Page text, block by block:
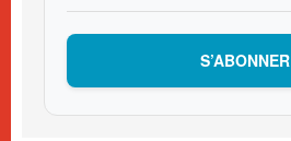
S’ABONNER